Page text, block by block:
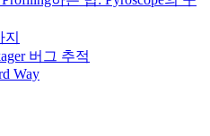
버그 추적
Way